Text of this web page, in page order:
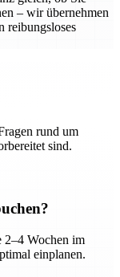
– wir übernehmen
reibungsloses
rund um
sind.
2–4 Wochen im
einplanen.